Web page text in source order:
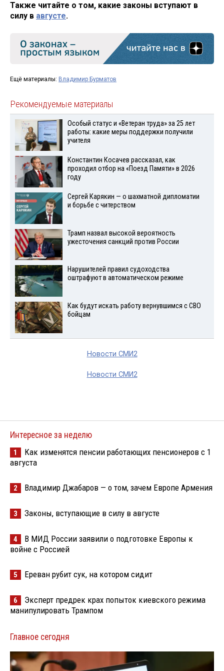
Также читайте о том, какие законы вступают в
силу в августе.
Ещё материалы: Владимир Бурматов
Рекомендуемые материалы
Особый статус и «Ветеран труда» за 25 лет
работы: какие меры поддержки получили
учителя
Константин Косачев рассказал, как
проходил отбор на «Поезд Памяти» в 2026
году
Сергей Карякин — о шахматной дипломатии
и борьбе с читерством
Трамп назвал высокой вероятность
ужесточения санкций против России
Нарушителей правил судоходства
оштрафуют в автоматическом режиме
Как будут искать работу вернувшимся с СВО
бойцам
Новости СМИ2
Новости СМИ2
Интересное за неделю
1
Как изменятся пенсии работающих пенсионеров с 1
августа
2 Владимир Джабаров — о том, зачем Европе Армения
3 Законы, вступающие в силу в августе
4
В МИД России заявили о подготовке Европы к
войне с Россией
5 Ереван рубит сук, на котором сидит
6
Эксперт предрек крах попыток киевского режима
манипулировать Трампом
Главное сегодня